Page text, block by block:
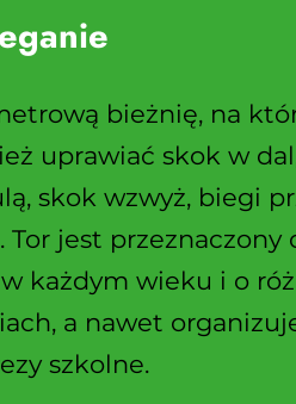
bieżnię, na
uprawiać skok w
skok wzwyż, biegi
Tor jest przeznaczony
każdym wieku i o
a nawet
szkolne.